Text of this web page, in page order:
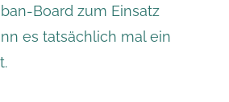
Board zum Einsatz
es tatsächlich mal ein